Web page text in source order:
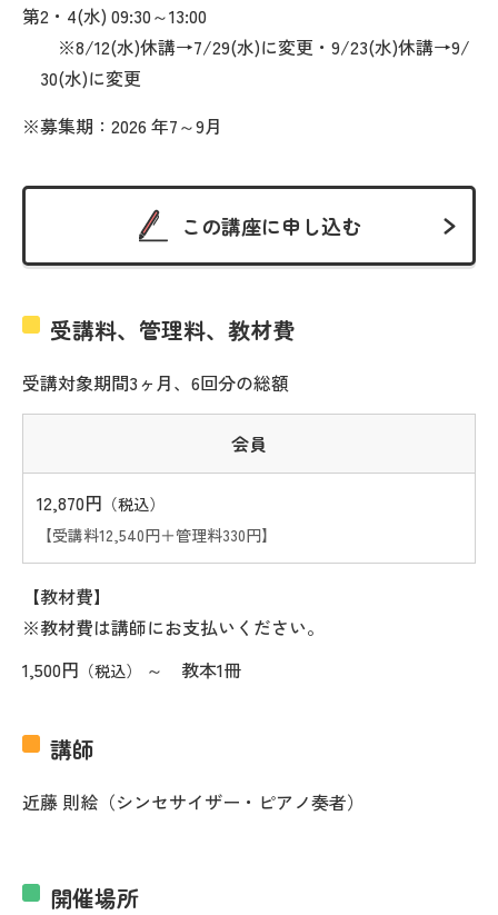
第2・4(水) 09:30～13:00
※8/12(水)休講→7/29(水)に変更・9/23(水)休講→9/
30(水)に変更
※募集期：2026 年7～9月
この講座に申し込む
受講料、管理料、教材費
受講対象期間3ヶ月、6回分の総額
会員
12,870円 （税込）
【受講料12,540円＋管理料330円】
【教材費】
※教材費は講師にお支払いください。
1,500円 （税込） ～ 教本1冊
講師
近藤 則絵（シンセサイザー・ピアノ奏者）
開催場所